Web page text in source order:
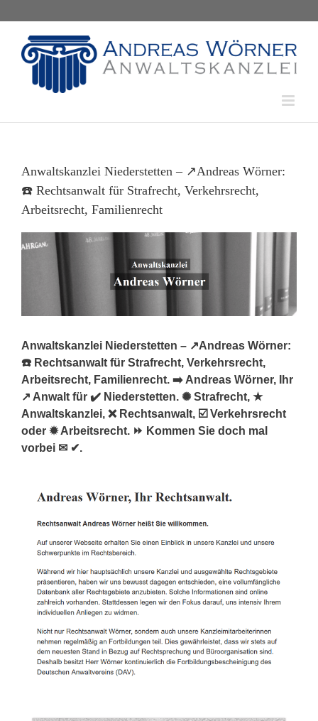
content
Anwaltskanzlei Niederstetten – ↗️Andreas Wörner:
☎️ Rechtsanwalt für Strafrecht, Verkehrsrecht,
Arbeitsrecht, Familienrecht
Anwaltskanzlei Niederstetten – ↗️Andreas Wörner:
☎️ Rechtsanwalt für Strafrecht, Verkehrsrecht,
Arbeitsrecht, Familienrecht. ➡️ Andreas Wörner, Ihr
↗️ Anwalt für ✔️ Niederstetten. ✺ Strafrecht, ★
Anwaltskanzlei, ❌ Rechtsanwalt, ☑️ Verkehrsrecht
oder ✹ Arbeitsrecht. ⏩ Kommen Sie doch mal
vorbei ✉ ✔.